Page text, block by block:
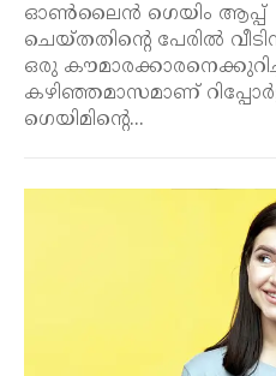
ഓൺലൈൻ ഗെയിം ആപ്പ്
ചെയ്തതിന്റെ പേരിൽ
ഒരു
കഴിഞ്ഞമാസമാണ്
ഗെയിമിന്റെ...